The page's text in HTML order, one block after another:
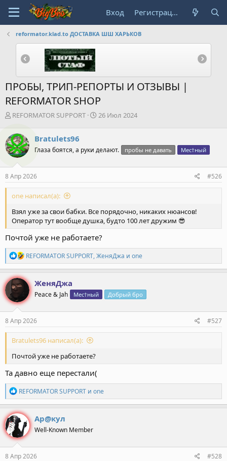
Вход Регистрация
reformator.klad.to ДОСТАВКА ШШ ХАРЬКОВ
ПРОБЫ, ТРИП-РЕПОРТЫ И ОТЗЫВЫ |
REFORMATOR SHOP
А
т
о
р
т
е
м
REFORMATOR SUPPORT
Д
н
ч
26 Июл 2024
Bratulets96
Глаза боятся, а руки делают. пробы не давать Мес†ный
8 Апр 2026 #526
one написал(а):
Взял уже за свои бабки. Все порядочно, никаких нюансов!
Оператор тут вообще душка, будто 100 лет дружим 😎
Почтой уже не работаете?
Р
е
а
к
ц
и
и
:
REFORMATOR SUPPORT,ЖеняДжа и one
ЖеняДжа
Peace & Jah Мес†ный Добрый бро
8 Апр 2026 #527
Bratulets96 написал(а):
Почтой уже не работаете?
Та давно еще перестали(
Р
е
а
к
ц
и
и
:
REFORMATOR SUPPORT и one
Ар@кул
Well-Known Member
8 Апр 2026 #528